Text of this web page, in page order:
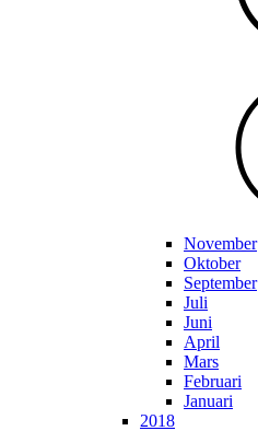
November
Oktober
September
Juli
Juni
April
Mars
Februari
Januari
2018